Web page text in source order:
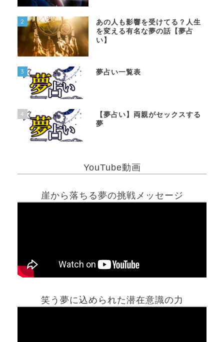
2
あの人も影響を受けてる？人生
を変える有名な夢の話【夢占
い】
3 夢占い一覧表
4
【夢占い】両親がセックスする
夢
YouTube動画
崖から落ちる夢の挑戦メッセージ
笑う夢に込められた潜在意識の力